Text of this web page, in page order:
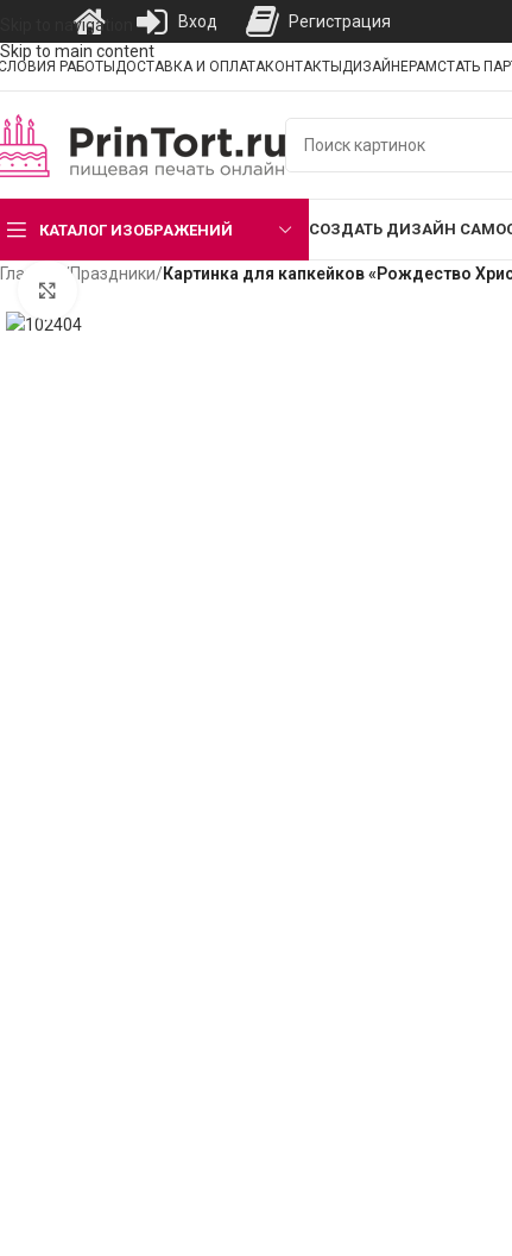
Skip to navigation
Skip to main content
РАБОТЫ ДОСТАВКА И ОПЛАТАКОНТАКТЫ ДИЗАЙНЕРАМСТАТЬ
КАТАЛОГ ИЗОБРАЖЕНИЙ СОЗДАТЬ ДИЗАЙН
Главная /Праздники/Картинка для капкейков «Рождество
Вход Регистрация